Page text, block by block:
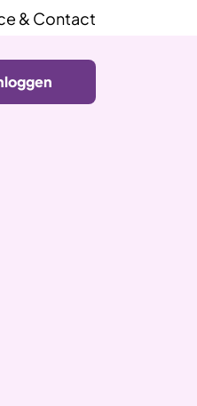
& Contact